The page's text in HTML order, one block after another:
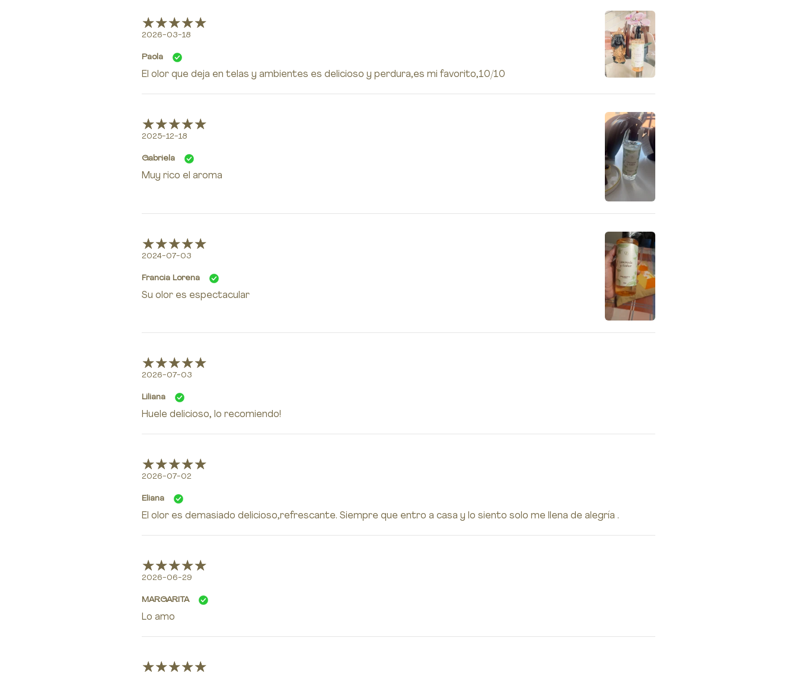
2026-03-18
Paola
El olor que deja en telas y ambientes es delicioso y perdura,es mi favorito,10/10
2025-12-18
Gabriela
Muy rico el aroma
2024-07-03
Francia Lorena
Su olor es espectacular
2026-07-03
Liliana
Huele delicioso, lo recomiendo!
2026-07-02
Eliana
El olor es demasiado delicioso,refrescante. Siempre que entro a casa y lo siento solo me llena de alegría .
2026-06-29
MARGARITA
Lo amo